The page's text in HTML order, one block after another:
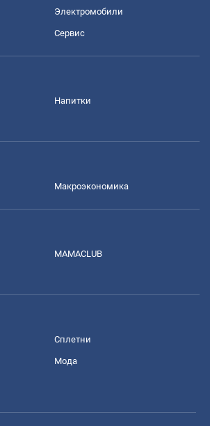
Электромобили
Сервис
Напитки
Mакроэкономика
MAMACLUB
Сплетни
Мода